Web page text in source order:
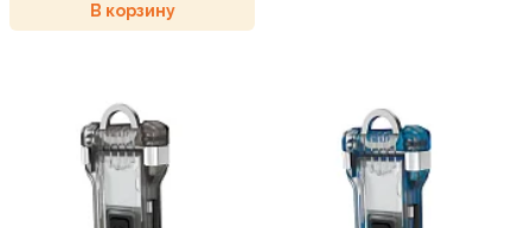
В корзину